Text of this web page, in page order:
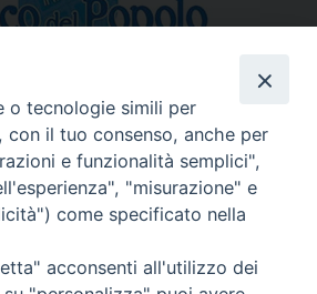
o tecnologie simili per
con il tuo consenso, anche per
e funzionalità semplici",
"misurazione" e
come specificato nella
acconsenti all'utilizzo dei